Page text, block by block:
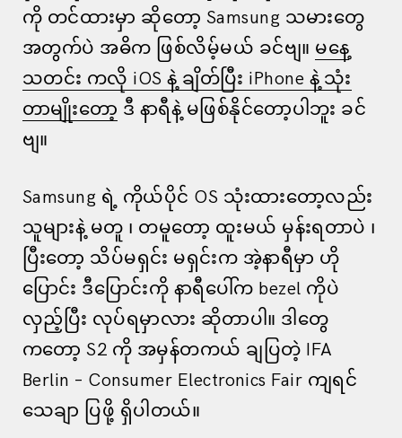
ကို တင်ထားမှာ ဆိုတော့ Samsung သမားတွေ
အတွက်ပဲ အဓိက ဖြစ်လိမ့်မယ် ခင်ဗျ။ မနေ့
သတင်း ကလို iOS နဲ့ ချိတ်ပြီး iPhone နဲ့ သုံး
တာမျိုးတော့ ဒီ နာရီနဲ့ မဖြစ်နိုင်တော့ပါဘူး ခင်
ဗျ။
Samsung ရဲ့ ကိုယ်ပိုင် OS သုံးထားတော့လည်း
သူများနဲ့ မတူ ၊ တမူတော့ ထူးမယ် မှန်းရတာပဲ ၊
ပြီးတော့ သိပ်မရှင်း မရှင်းက အဲ့နာရီမှာ ဟို
ပြောင်း ဒီပြောင်းကို နာရီပေါ်က bezel ကိုပဲ
လှည့်ပြီး လုပ်ရမှာလား ဆိုတာပါ။ ဒါတွေ
ကတော့ S2 ကို အမှန်တကယ် ချပြတဲ့ IFA
Berlin – Consumer Electronics Fair ကျရင်
သေချာ ပြဖို့ ရှိပါတယ်။